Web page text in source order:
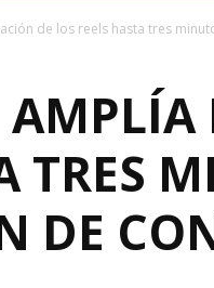
de los reels hasta tres
TRES
DE